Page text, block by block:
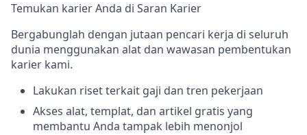
Temukan karier Anda di Saran Karier
Bergabunglah dengan jutaan pencari kerja di seluruh
dunia menggunakan alat dan wawasan pembentukan
karier kami.
Lakukan riset terkait gaji dan tren pekerjaan
Akses alat, templat, dan artikel gratis yang
membantu Anda tampak lebih menonjol